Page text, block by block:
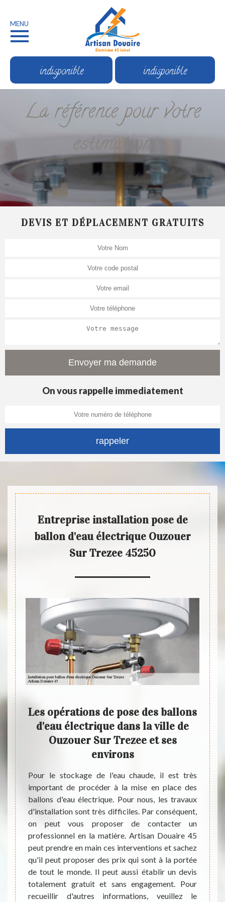
MENU
indisponible indisponible
La référence pour votre
estimation
DEVIS ET DÉPLACEMENT GRATUITS
On vous rappelle immediatement
Entreprise installation pose de
ballon d'eau électrique Ouzouer
Sur Trezee 45250
les
de
qui
des
il est
en la
qui
Les opérations de pose des ballons
d'eau électrique dans la ville de
Ouzouer Sur Trezee et ses
environs
Pour le stockage de l'eau chaude, il est très
important de procéder à la mise en place des
ballons d'eau électrique. Pour nous, les travaux
d'installation sont très difficiles. Par conséquent,
on peut vous proposer de contacter un
professionnel en la matière. Artisan Douaire 45
peut prendre en main ces interventions et sachez
qu'il peut proposer des prix qui sont à la portée
de tout le monde. Il peut aussi établir un devis
totalement gratuit et sans engagement. Pour
recueillir d'autres informations, veuillez le
avoir
de